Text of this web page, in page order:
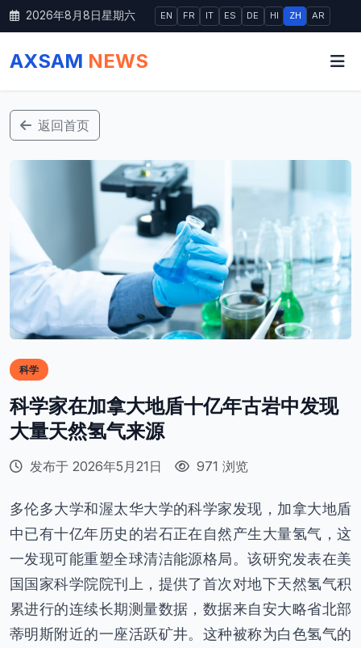
2026年8月8日星期六 EN FR IT ES DE HI ZH AR
AXSAM NEWS
返回首页
科学
科学家在加拿大地盾十亿年古岩中发现
大量天然氢气来源
发布于 2026年5月21日 971 浏览
多伦多大学和渥太华大学的科学家发现，加拿大地盾
中已有十亿年历史的岩石正在自然产生大量氢气，这
一发现可能重塑全球清洁能源格局。该研究发表在美
国国家科学院院刊上，提供了首次对地下天然氢气积
累进行的连续长期测量数据，数据来自安大略省北部
蒂明斯附近的一座活跃矿井。这种被称为白色氢气的